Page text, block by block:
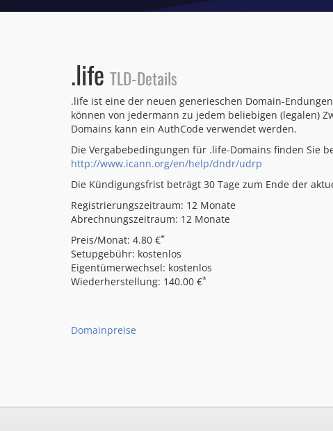
.life TLD-Details
.life ist eine der neuen generieschen Domain-
können von jedermann zu jedem beliebigen (legalen)
Domains kann ein AuthCode verwendet werden.
Die Vergabebedingungen für .life-Domains finden Sie
http://www.icann.org/en/help/dndr/udrp
Die Kündigungsfrist beträgt 30 Tage zum Ende der
Registrierungszeitraum: 12 Monate
Abrechnungszeitraum: 12 Monate
Preis/Monat: 4.80 €*
Setupgebühr: kostenlos
Eigentümerwechsel: kostenlos
Wiederherstellung: 140.00 €*
Domainpreise